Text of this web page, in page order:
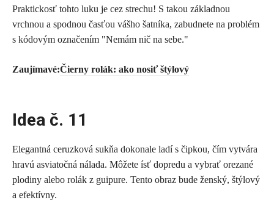
Praktickosť tohto luku je cez strechu! S takou základnou
vrchnou a spodnou časťou vášho šatníka, zabudnete na problém
s kódovým označením "Nemám nič na sebe."
Zaujímavé:Čierny rolák: ako nosiť štýlový
Idea č. 11
Elegantná ceruzková sukňa dokonale ladí s čipkou, čím vytvára
hravú asviatočná nálada. Môžete ísť dopredu a vybrať orezané
plodiny alebo rolák z guipure. Tento obraz bude ženský, štýlový
a efektívny.